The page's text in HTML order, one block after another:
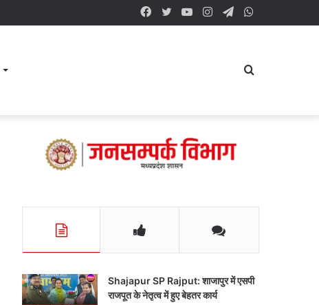
Telegram
Instagram
YouTube
Twitter
Facebook
Search
Shajapur SP Rajput: शाजापुर में एसपी
राजपूत के नेतृत्व में हुए बेहतर कार्य